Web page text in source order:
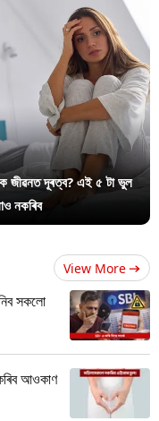
জীৱনত দূৰত্ব? এই ৫ টা ভুল
নকৰিব
View More
সকলো
আওকাণ